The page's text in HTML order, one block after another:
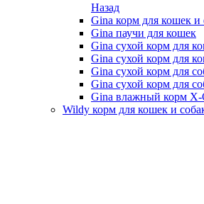
Назад
Gina корм для кошек и
Gina паучи для кошек
Gina сухой корм для
Gina сухой корм для
Gina сухой корм для
Gina сухой корм для
Gina влажный корм
Wildy корм для кошек и